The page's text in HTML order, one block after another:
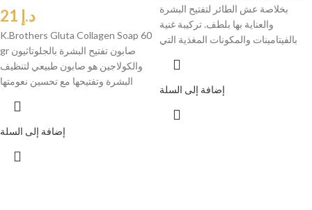
د.إ
K.Brothers Gluta Collagen Soap 60
gr صابون تفتيح البشرة بالجلوتاثيون
والكولاجين هو صابون طبيعي لتنظيف
البشرة وتفتيحها مع تحسين نعومتها
إضافة إلى السلة
بخلاصة عش الطائر لتفتيح البشرة
والعناية بها بلطف. تركيبة غنية
بالفيتامينات والمكونات المغذية التي
إضافة إلى السلة